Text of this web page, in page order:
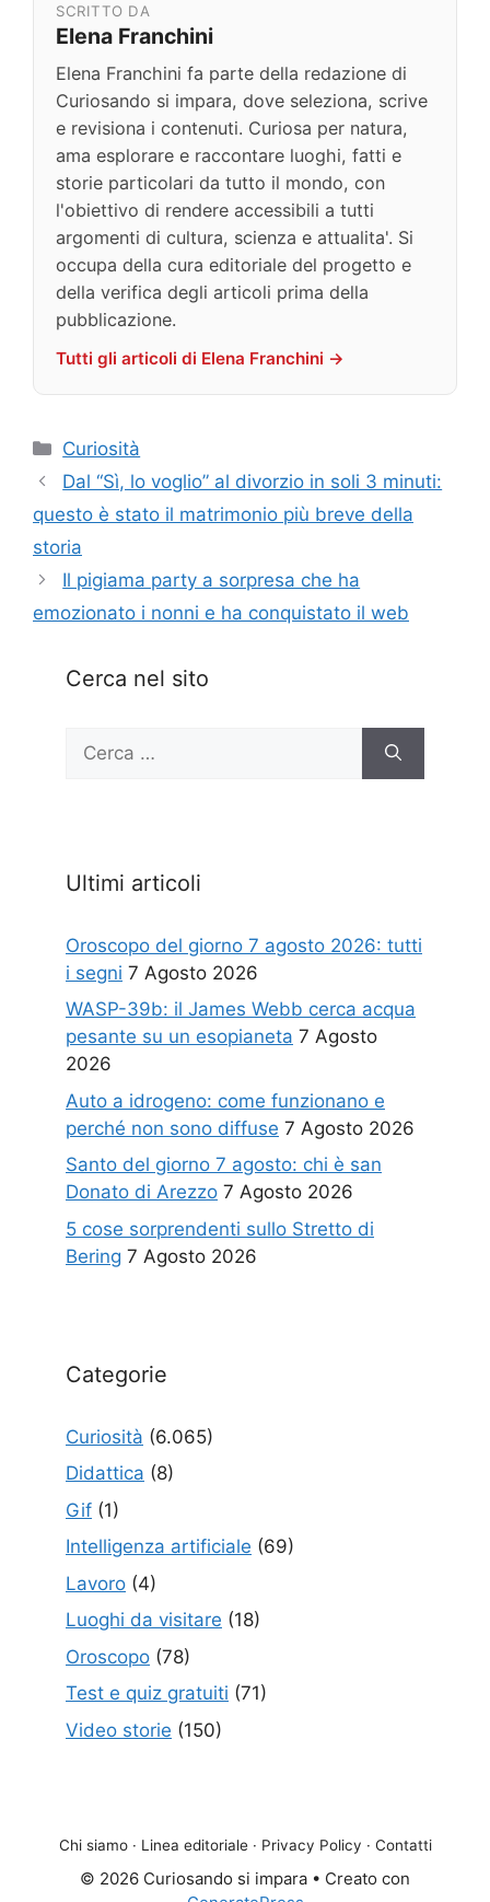
SCRITTO DA
Elena Franchini
Elena Franchini fa parte della redazione di
Curiosando si impara, dove seleziona, scrive
e revisiona i contenuti. Curiosa per natura,
ama esplorare e raccontare luoghi, fatti e
storie particolari da tutto il mondo, con
l'obiettivo di rendere accessibili a tutti
argomenti di cultura, scienza e attualita'. Si
occupa della cura editoriale del progetto e
della verifica degli articoli prima della
pubblicazione.
Tutti gli articoli di Elena Franchini →
Categorie
Curiosità
Dal “Sì, lo voglio” al divorzio in soli 3 minuti:
questo è stato il matrimonio più breve della
storia
Il pigiama party a sorpresa che ha
emozionato i nonni e ha conquistato il web
Cerca nel sito
per:
Ultimi articoli
Oroscopo del giorno 7 agosto 2026: tutti
i segni 7 Agosto 2026
WASP-39b: il James Webb cerca acqua
pesante su un esopianeta 7 Agosto
2026
Auto a idrogeno: come funzionano e
perché non sono diffuse 7 Agosto 2026
Santo del giorno 7 agosto: chi è san
Donato di Arezzo 7 Agosto 2026
5 cose sorprendenti sullo Stretto di
Bering 7 Agosto 2026
Categorie
Curiosità (6.065)
Didattica (8)
Gif (1)
Intelligenza artificiale (69)
Lavoro (4)
Luoghi da visitare (18)
Oroscopo (78)
Test e quiz gratuiti (71)
Video storie (150)
Chi siamo · Linea editoriale · Privacy Policy · Contatti
© 2026 Curiosando si impara • Creato con